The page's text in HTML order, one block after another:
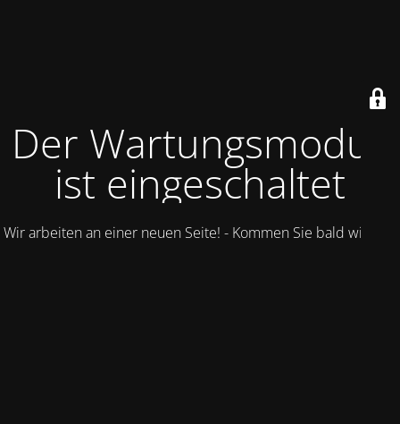
Der Wartungsmodus
ist eingeschaltet
Wir arbeiten an einer neuen Seite! - Kommen Sie bald wieder.